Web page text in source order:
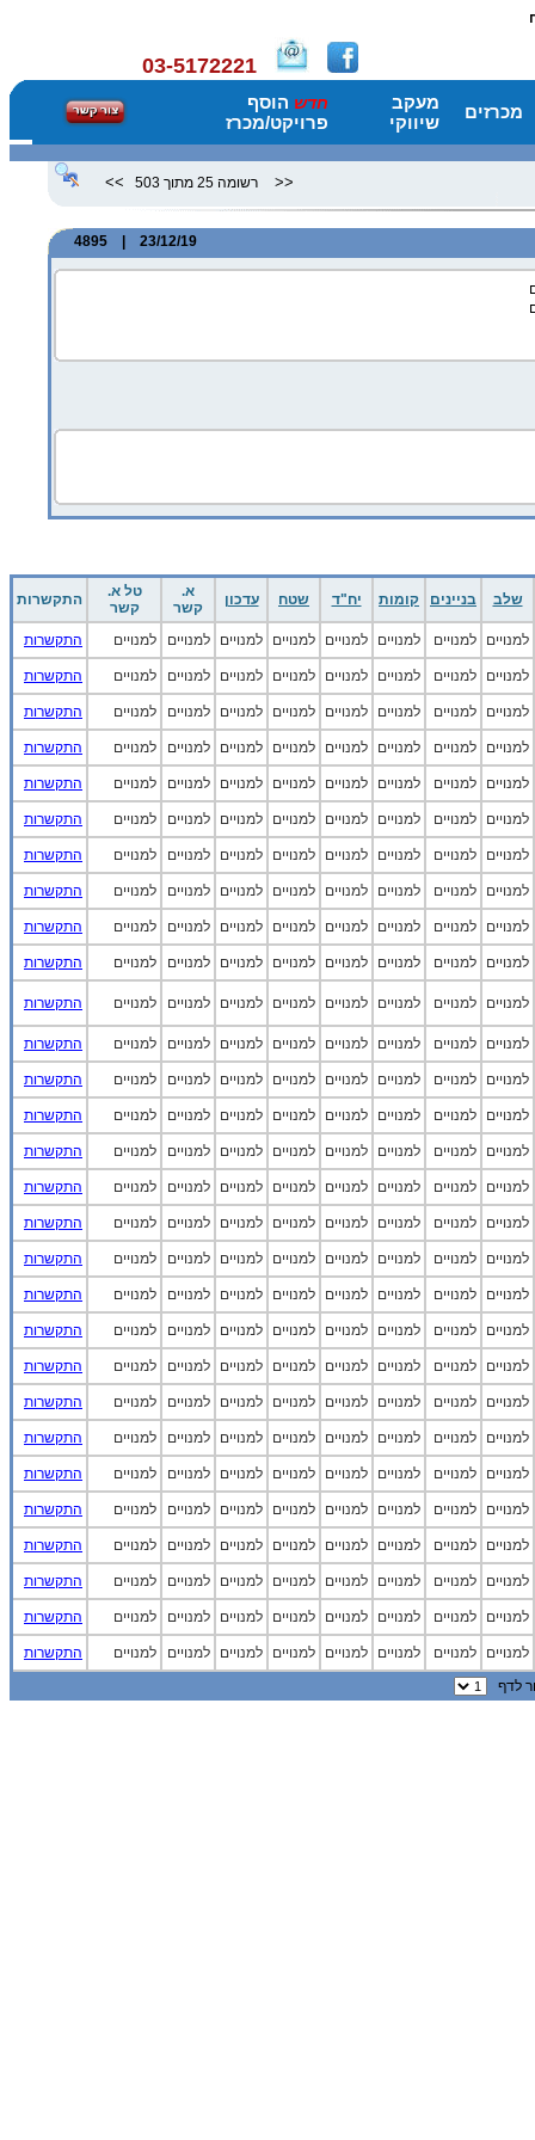
03-5172221
מכרזים
מעקב
שיווקי
חדש הוסף
פרויקט/מכרז
<< רשומה 25 מתוך 503 >>
23/12/19 | 4895
שלב בניינים קומות יח"ד שטח עדכון
א.
קשר
טל א.
קשר
התקשרות
למנויים למנויים למנויים למנויים למנויים למנויים למנויים למנויים התקשרות
למנויים למנויים למנויים למנויים למנויים למנויים למנויים למנויים התקשרות
למנויים למנויים למנויים למנויים למנויים למנויים למנויים למנויים התקשרות
למנויים למנויים למנויים למנויים למנויים למנויים למנויים למנויים התקשרות
למנויים למנויים למנויים למנויים למנויים למנויים למנויים למנויים התקשרות
למנויים למנויים למנויים למנויים למנויים למנויים למנויים למנויים התקשרות
למנויים למנויים למנויים למנויים למנויים למנויים למנויים למנויים התקשרות
למנויים למנויים למנויים למנויים למנויים למנויים למנויים למנויים התקשרות
למנויים למנויים למנויים למנויים למנויים למנויים למנויים למנויים התקשרות
למנויים למנויים למנויים למנויים למנויים למנויים למנויים למנויים התקשרות
למנויים למנויים למנויים למנויים למנויים למנויים למנויים למנויים התקשרות
למנויים למנויים למנויים למנויים למנויים למנויים למנויים למנויים התקשרות
למנויים למנויים למנויים למנויים למנויים למנויים למנויים למנויים התקשרות
למנויים למנויים למנויים למנויים למנויים למנויים למנויים למנויים התקשרות
למנויים למנויים למנויים למנויים למנויים למנויים למנויים למנויים התקשרות
למנויים למנויים למנויים למנויים למנויים למנויים למנויים למנויים התקשרות
למנויים למנויים למנויים למנויים למנויים למנויים למנויים למנויים התקשרות
למנויים למנויים למנויים למנויים למנויים למנויים למנויים למנויים התקשרות
למנויים למנויים למנויים למנויים למנויים למנויים למנויים למנויים התקשרות
למנויים למנויים למנויים למנויים למנויים למנויים למנויים למנויים התקשרות
למנויים למנויים למנויים למנויים למנויים למנויים למנויים למנויים התקשרות
למנויים למנויים למנויים למנויים למנויים למנויים למנויים למנויים התקשרות
למנויים למנויים למנויים למנויים למנויים למנויים למנויים למנויים התקשרות
למנויים למנויים למנויים למנויים למנויים למנויים למנויים למנויים התקשרות
למנויים למנויים למנויים למנויים למנויים למנויים למנויים למנויים התקשרות
למנויים למנויים למנויים למנויים למנויים למנויים למנויים למנויים התקשרות
למנויים למנויים למנויים למנויים למנויים למנויים למנויים למנויים התקשרות
למנויים למנויים למנויים למנויים למנויים למנויים למנויים למנויים התקשרות
למנויים למנויים למנויים למנויים למנויים למנויים למנויים למנויים
התקשרות
לדף